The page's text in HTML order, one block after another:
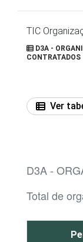
TIC
D3A -
CONTRATADOS
Ver
D3A -
Total de